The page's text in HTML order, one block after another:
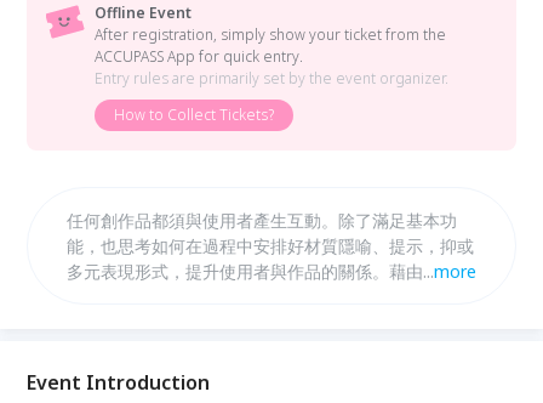
Offline Event
After registration, simply show your ticket from the
ACCUPASS App for quick entry.
Entry rules are primarily set by the event organizer.
How to Collect Tickets?
任何創作品都須與使用者產生互動。除了滿足基本功
能，也思考如何在過程中安排好材質隱喻、提示，抑或
多元表現形式，提升使用者與作品的關係。藉由不同媒
...more
Event Introduction